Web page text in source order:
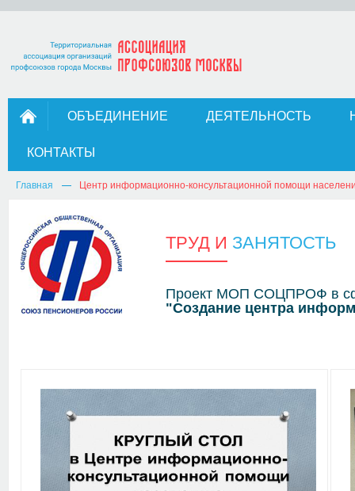
ОБЪЕДИНЕНИЕ ДЕЯТЕЛЬНОСТЬ
КОНТАКТЫ
Главная Центр информационно-консультационной помощи
ТРУД И ЗАНЯТОСТЬ
Проект МОП СОЦПРОФ в
"Создание центра